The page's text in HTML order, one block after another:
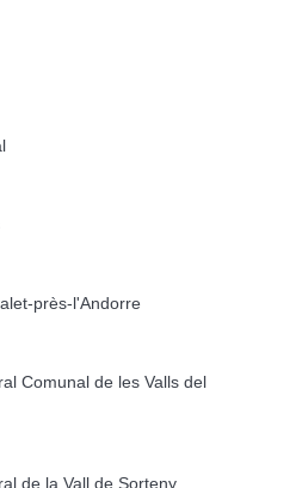
près-l'Andorre
Comunal de les Valls del
de la Vall de Sorteny